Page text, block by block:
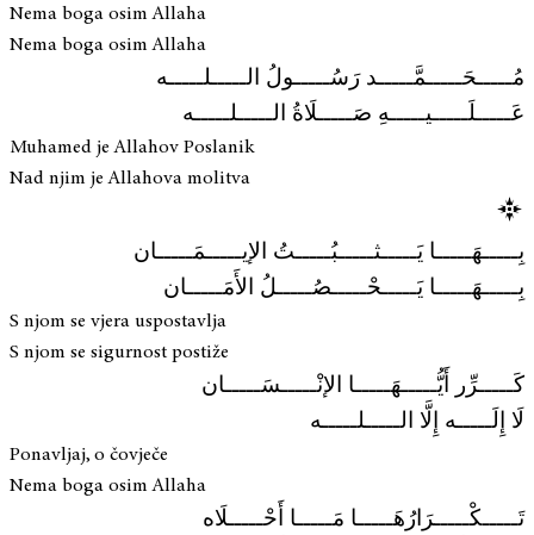
Nema boga osim Allaha
Nema boga osim Allaha
مُـــــحَـــــمَّـــــد رَسُـــــولُ الـــــلـــــه
عَـــــلَـــــيـــــهِ صَـــــلَاةُ الـــــلـــــه
Muhamed je Allahov Poslanik
Nad njim je Allahova molitva
بِـــــهَـــــا يَـــــثـــــبُـــــتُ الإيـــــمَـــــان
بِـــــهَـــــا يَـــــحْـــــصُـــــلُ الأَمَـــــان
S njom se vjera uspostavlja
S njom se sigurnost postiže
كَـــــرِّر أَيُّـــــهَـــــا الإنْـــــسَـــــان
لَا إِلَـــــه إِلَّا الـــــلـــــه
Ponavljaj, o čovječe
Nema boga osim Allaha
تَـــــكْـــــرَارُهَـــــا مَـــــا أَحْـــــلَاه